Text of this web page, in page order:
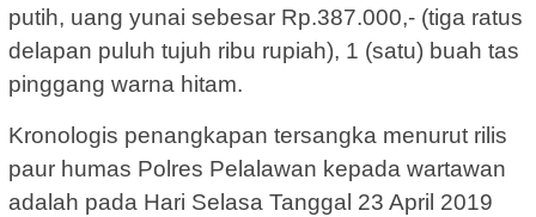
putih, uang yunai sebesar Rp.387.000,- (tiga ratus
delapan puluh tujuh ribu rupiah), 1 (satu) buah tas
pinggang warna hitam.
Kronologis penangkapan tersangka menurut rilis
paur humas Polres Pelalawan kepada wartawan
adalah pada Hari Selasa Tanggal 23 April 2019